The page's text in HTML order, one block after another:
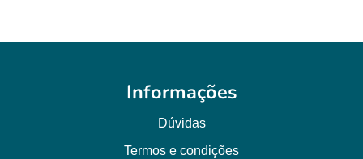
Informações
Dúvidas
Termos e condições